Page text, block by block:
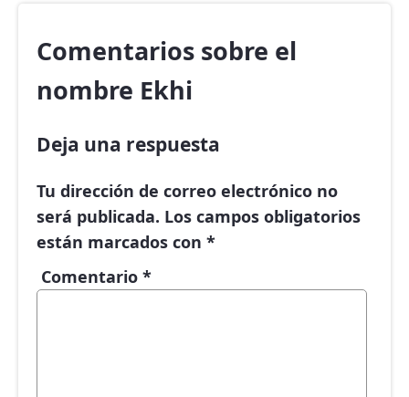
Comentarios sobre el
nombre Ekhi
Deja una respuesta
Tu dirección de correo electrónico no
será publicada. Los campos obligatorios
están marcados con *
Comentario *